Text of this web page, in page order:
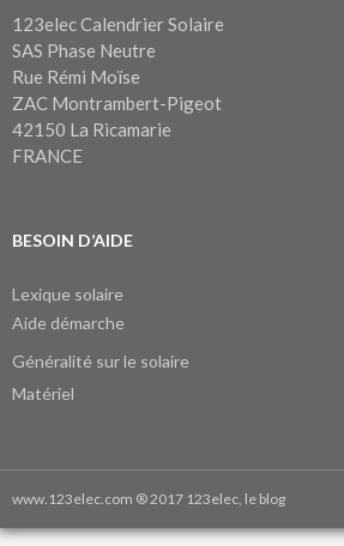
123elec Calendrier Solaire
SAS Phase Neutre
Rue Rémi Moïse
ZAC Montrambert-Pigeot
42150 La Ricamarie
FRANCE
BESOIN D’AIDE
Lexique solaire
Aide démarche
Généralité sur le solaire
Matériel
www.123elec.com ® 2017 123elec, le blog